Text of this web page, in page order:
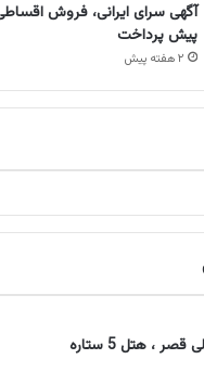
آگهی سرای ایرانی، فروش
پیش پرداخت
۲ هفته پیش
، هتل 5 ستاره